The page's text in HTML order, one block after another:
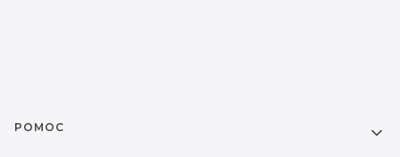
Linki w stopce
POMOC